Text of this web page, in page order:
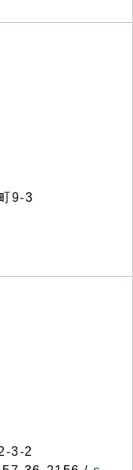
9-3
3-2